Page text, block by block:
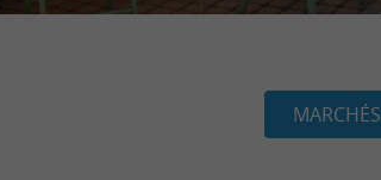
MARCHÉS